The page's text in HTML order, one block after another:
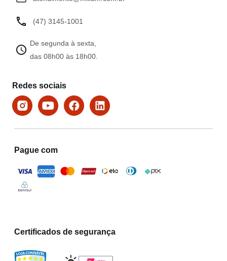
(47) 3145-1001
De segunda à sexta,
das 08h00 às 18h00.
Redes sociais
Pague com
Certificados de segurança